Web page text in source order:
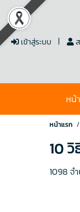
เข้าสู่ระบบ
หน้
หน้าแรก
10
1098 จ